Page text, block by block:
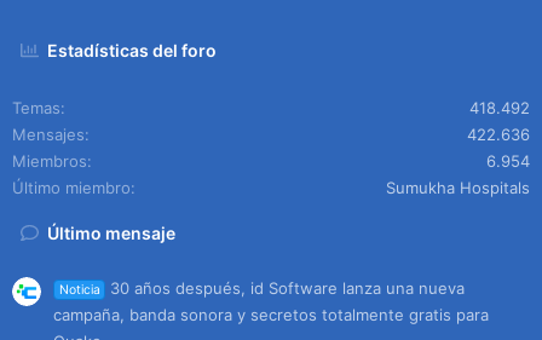
Estadísticas del foro
Temas
418.492
Mensajes
422.636
Miembros
6.954
Último miembro
Sumukha Hospitals
Último mensaje
Noticia
30 años después, id Software lanza una nueva
campaña, banda sonora y secretos totalmente gratis para